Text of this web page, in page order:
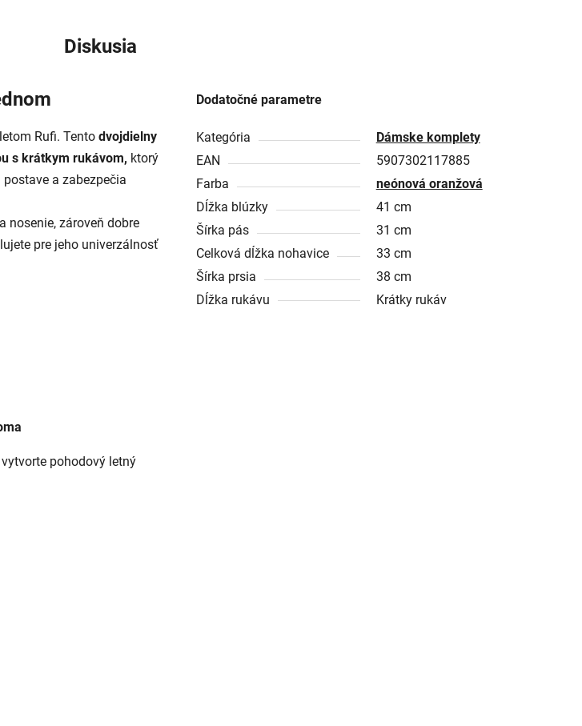
Diskusia
Rufi. Tento dvojdielny
s krátkym rukávom, ktorý
a zabezpečia
nosenie, zároveň dobre
pre jeho univerzálnosť
pohodový letný
Dodatočné parametre
Kategória
Dámske komplety
EAN
5907302117885
Farba
neónová oranžová
Dĺžka blúzky
41 cm
Šírka pás
31 cm
Celková dĺžka nohavice
33 cm
Šírka prsia
38 cm
Dĺžka rukávu
Krátky rukáv